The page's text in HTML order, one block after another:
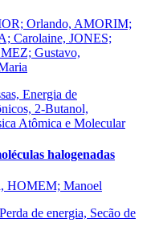
Orlando, AMORIM;
Carolaine, JONES;
Gustavo,
Energia de
2-Butanol,
Atômica e Molecular
halogenadas
HOMEM; Manoel
de energia, Secão de